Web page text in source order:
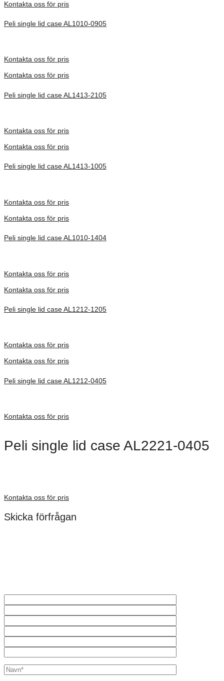
Kontakta oss för pris
Peli single lid case AL1010-0905
Kontakta oss för pris
Kontakta oss för pris
Peli single lid case AL1413-2105
Kontakta oss för pris
Kontakta oss för pris
Peli single lid case AL1413-1005
Kontakta oss för pris
Kontakta oss för pris
Peli single lid case AL1010-1404
Kontakta oss för pris
Kontakta oss för pris
Peli single lid case AL1212-1205
Kontakta oss för pris
Kontakta oss för pris
Peli single lid case AL1212-0405
Kontakta oss för pris
Peli single lid case AL2221-0405
Kontakta oss för pris
Skicka förfrågan